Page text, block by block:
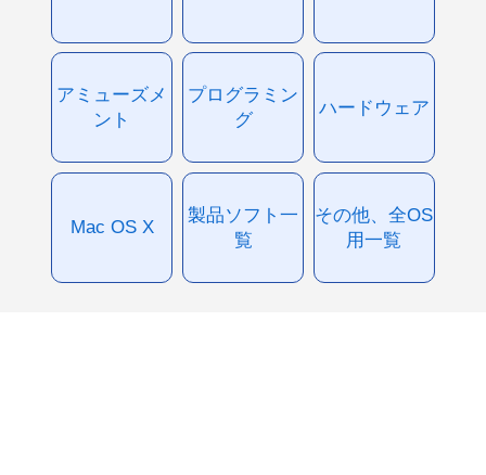
アミューズメ
ント
プログラミン
グ
ハードウェア
Mac OS X
製品ソフト一
覧
その他、全OS
用一覧